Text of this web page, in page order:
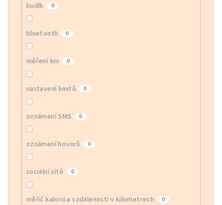
budík 0
bluetooth 0
měření km 0
nastavení limitů 0
oznámení SMS 0
oznámení hovorů 0
sociální sítě 0
měřič kalorií a vzdálenosti v kilometrech 0